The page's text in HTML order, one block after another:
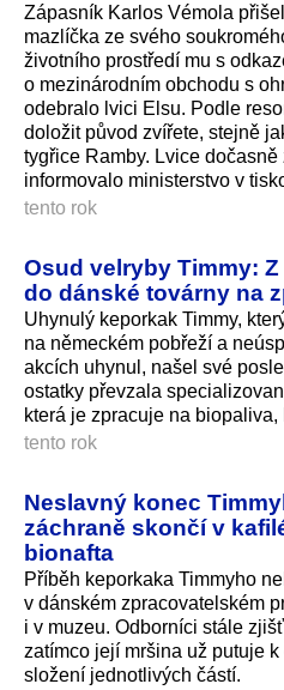
Zápasník Karlos Vémola
mazlíčka ze svého
životního prostředí mu s
o mezinárodním obchodu s
odebralo lvici Elsu. Podle
doložit původ zvířete, stejně
tygřice Ramby. Lvice
informovalo ministerstvo v
tento rok
Osud velryby Timmy:
do dánské továrny na
Uhynulý keporkak Timmy,
na německém pobřeží a
akcích uhynul, našel své
ostatky převzala
která je zpracuje na
tento rok
Neslavný konec
záchraně skončí v
bionafta
Příběh keporkaka Timmyho
v dánském zpracovatelském
i v muzeu. Odborníci stále
zatímco její mršina už putuje
složení jednotlivých částí.